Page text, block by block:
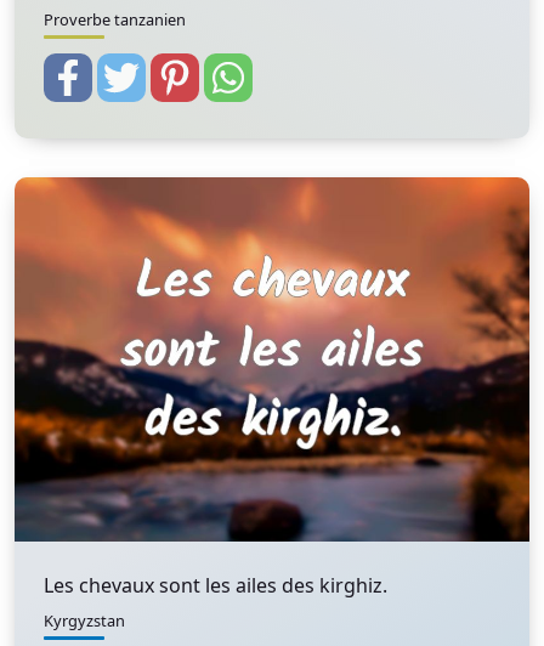
Proverbe tanzanien
Les chevaux sont les ailes des kirghiz.
Kyrgyzstan